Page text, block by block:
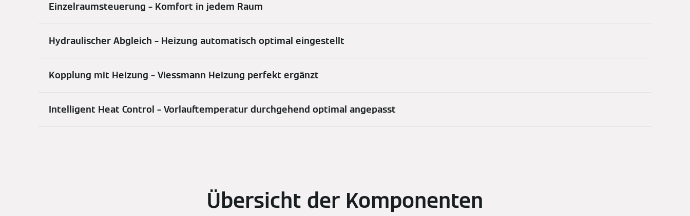
Einzelraumsteuerung – Komfort in jedem Raum
Hydraulischer Abgleich – Heizung automatisch optimal eingestellt
Kopplung mit Heizung – Viessmann Heizung perfekt ergänzt
Intelligent Heat Control – Vorlauftemperatur durchgehend optimal angepasst
Übersicht der Komponenten